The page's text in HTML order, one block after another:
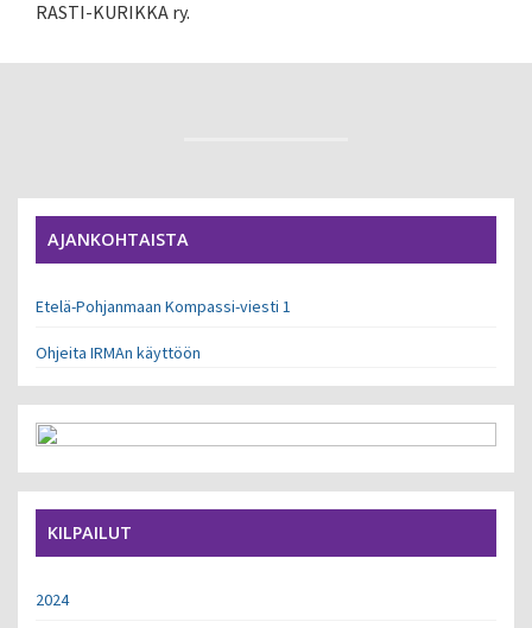
RASTI-KURIKKA ry.
AJANKOHTAISTA
Etelä-Pohjanmaan Kompassi-viesti 1
Ohjeita IRMAn käyttöön
KILPAILUT
2024